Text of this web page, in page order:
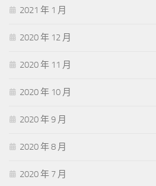
2021 年 1 月
2020 年 12 月
2020 年 11 月
2020 年 10 月
2020 年 9 月
2020 年 8 月
2020 年 7 月